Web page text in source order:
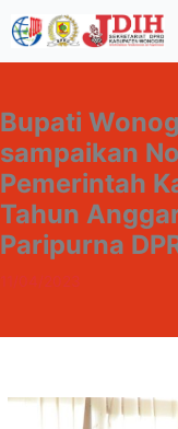
to
content
Bupati
sampaikan
Pemerintah
Tahun
Paripurna
11/04/2023